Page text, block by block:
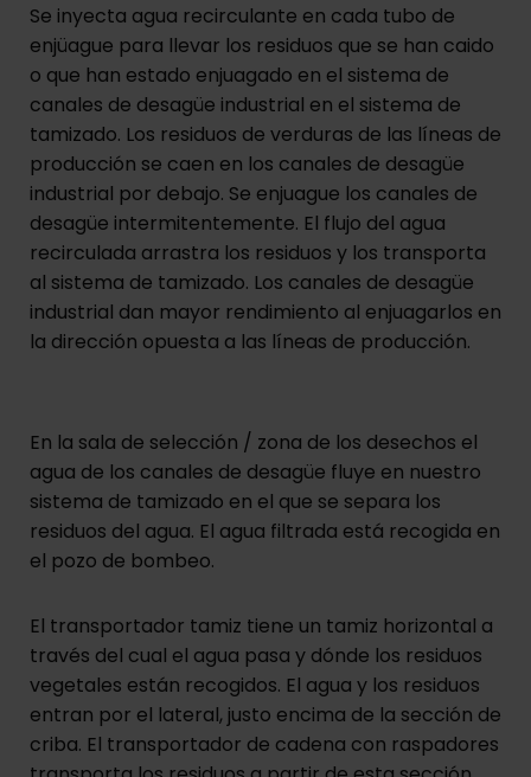
Se inyecta agua recirculante en cada tubo de
enjüague para llevar los residuos que se han caido
o que han estado enjuagado en el sistema de
canales de desagüe industrial en el sistema de
tamizado. Los residuos de verduras de las líneas de
producción se caen en los canales de desagüe
industrial por debajo. Se enjuague los canales de
desagüe intermitentemente. El flujo del agua
recirculada arrastra los residuos y los transporta
al sistema de tamizado. Los canales de desagüe
industrial dan mayor rendimiento al enjuagarlos en
la dirección opuesta a las líneas de producción.
En la sala de selección / zona de los desechos el
agua de los canales de desagüe fluye en nuestro
sistema de tamizado en el que se separa los
residuos del agua. El agua filtrada está recogida en
el pozo de bombeo.
El transportador tamiz tiene un tamiz horizontal a
través del cual el agua pasa y dónde los residuos
vegetales están recogidos. El agua y los residuos
entran por el lateral, justo encima de la sección de
criba. El transportador de cadena con raspadores